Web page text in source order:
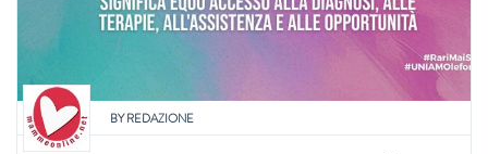
BYREDAZIONE